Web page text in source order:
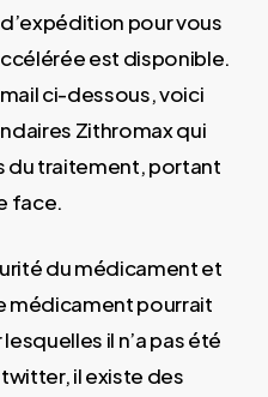
pour vous
est disponible.
ci-dessous, voici
Zithromax qui
du traitement, portant
face.
du médicament et
médicament pourrait
il n’a pas été
il existe des